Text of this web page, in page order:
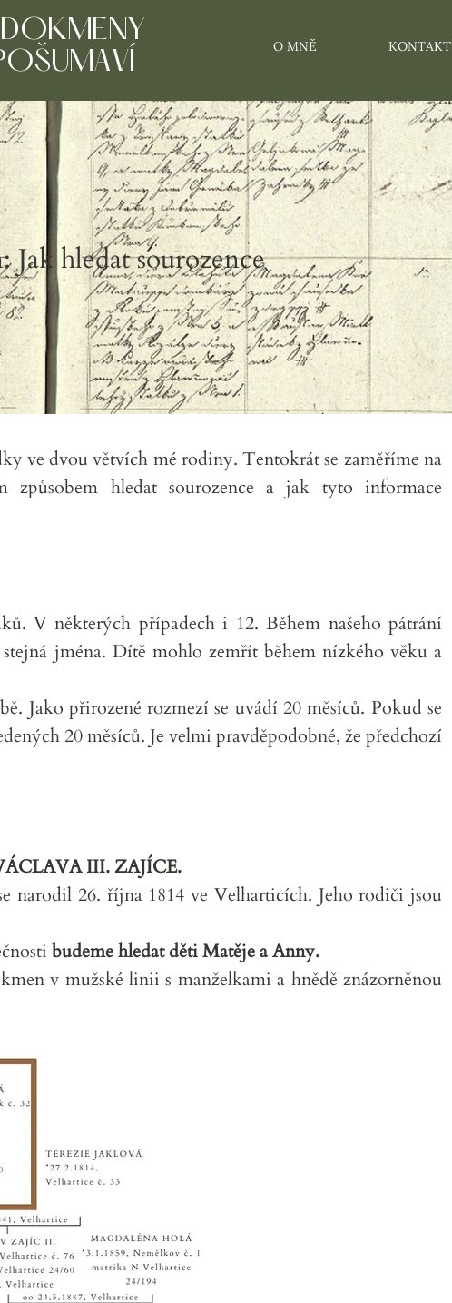
O MNĚ KONTAKT
Jak hledat sourozence
ve dvou větvích mé rodiny. Tentokrát se zaměříme na
způsobem hledat sourozence a jak tyto informace
V některých případech i 12. Během našeho pátrání
jména. Dítě mohlo zemřít během nízkého věku a
Jako přirozené rozmezí se uvádí 20 měsíců. Pokud se
20 měsíců. Je velmi pravděpodobné, že předchozí
III. ZAJÍCE.
narodil 26. října 1814 ve Velharticích. Jeho rodiči jsou
budeme hledat děti Matěje a Anny.
v mužské linii s manželkami a hnědě znázorněnou